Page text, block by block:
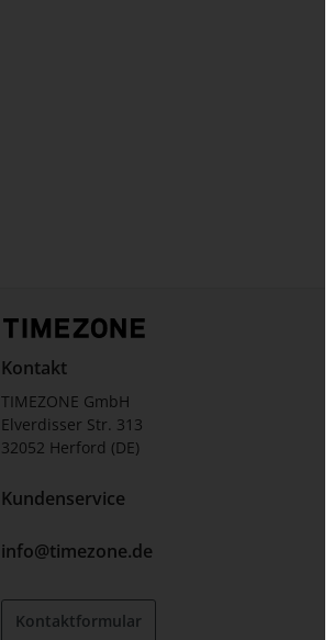
Kontakt
TIMEZONE GmbH
Elverdisser Str. 313
32052 Herford (DE)
Kundenservice
info@timezone.de
Kontaktformular